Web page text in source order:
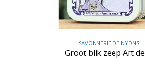
SAVONNERIE DE NYONS
Groot blik zeep Art